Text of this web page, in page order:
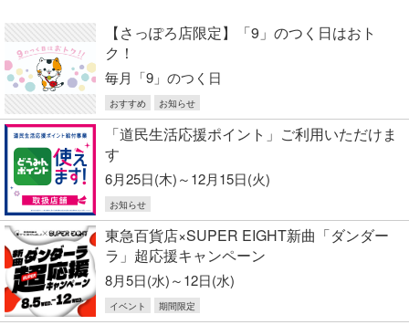
【さっぽろ店限定】「9」のつく日はおト
ク！
毎月「9」のつく日
おすすめ お知らせ
「道民生活応援ポイント」ご利用いただけま
す
6月25日(木)～12月15日(火)
お知らせ
東急百貨店×SUPER EIGHT新曲「ダンダー
ラ」超応援キャンペーン
8月5日(水)～12日(水)
イベント 期間限定